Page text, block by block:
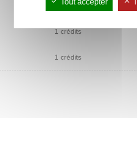
1 crédits
1 crédits
Tout accepter